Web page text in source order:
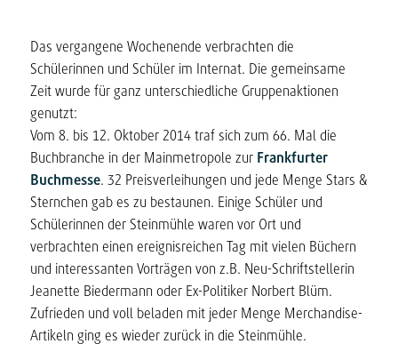
Das vergangene Wochenende verbrachten die
Schülerinnen und Schüler im Internat. Die gemeinsame
Zeit wurde für ganz unterschiedliche Gruppenaktionen
genutzt:
Vom 8. bis 12. Oktober 2014 traf sich zum 66. Mal die
Buchbranche in der Mainmetropole zur Frankfurter
Buchmesse. 32 Preisverleihungen und jede Menge Stars &
Sternchen gab es zu bestaunen. Einige Schüler und
Schülerinnen der Steinmühle waren vor Ort und
verbrachten einen ereignisreichen Tag mit vielen Büchern
und interessanten Vorträgen von z.B. Neu-Schriftstellerin
Jeanette Biedermann oder Ex-Politiker Norbert Blüm.
Zufrieden und voll beladen mit jeder Menge Merchandise-
Artikeln ging es wieder zurück in die Steinmühle.